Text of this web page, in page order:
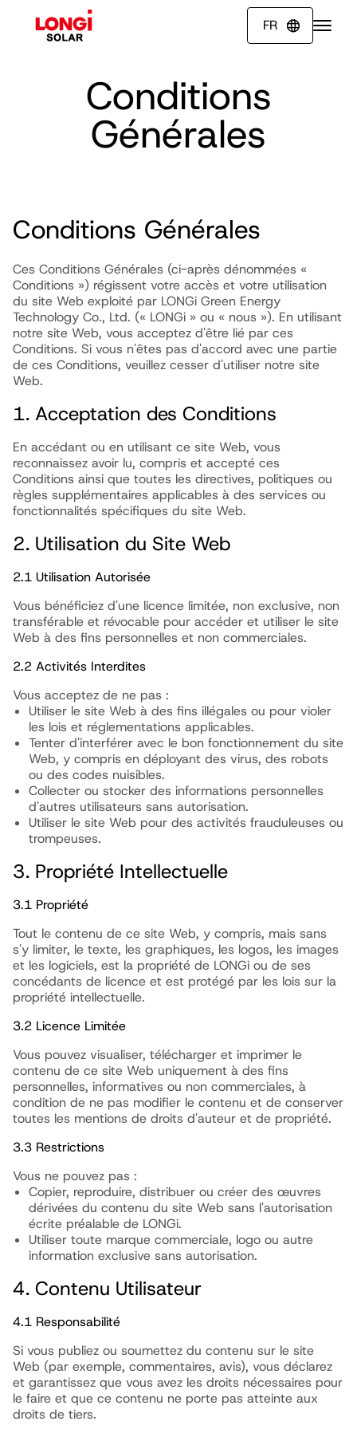
FR 
Conditions
Générales
Conditions Générales
Ces Conditions Générales (ci-après dénommées «
Conditions ») régissent votre accès et votre utilisation
du site Web exploité par LONGi Green Energy
Technology Co., Ltd. (« LONGi » ou « nous »). En utilisant
notre site Web, vous acceptez d'être lié par ces
Conditions. Si vous n'êtes pas d'accord avec une partie
de ces Conditions, veuillez cesser d'utiliser notre site
Web.
1. Acceptation des Conditions
En accédant ou en utilisant ce site Web, vous
reconnaissez avoir lu, compris et accepté ces
Conditions ainsi que toutes les directives, politiques ou
règles supplémentaires applicables à des services ou
fonctionnalités spécifiques du site Web.
2. Utilisation du Site Web
2.1 Utilisation Autorisée
Vous bénéficiez d'une licence limitée, non exclusive, non
transférable et révocable pour accéder et utiliser le site
Web à des fins personnelles et non commerciales.
2.2 Activités Interdites
Vous acceptez de ne pas :
Utiliser le site Web à des fins illégales ou pour violer
les lois et réglementations applicables.
Tenter d'interférer avec le bon fonctionnement du site
Web, y compris en déployant des virus, des robots
ou des codes nuisibles.
Collecter ou stocker des informations personnelles
d'autres utilisateurs sans autorisation.
Utiliser le site Web pour des activités frauduleuses ou
trompeuses.
3. Propriété Intellectuelle
3.1 Propriété
Tout le contenu de ce site Web, y compris, mais sans
s'y limiter, le texte, les graphiques, les logos, les images
et les logiciels, est la propriété de LONGi ou de ses
concédants de licence et est protégé par les lois sur la
propriété intellectuelle.
3.2 Licence Limitée
Vous pouvez visualiser, télécharger et imprimer le
contenu de ce site Web uniquement à des fins
personnelles, informatives ou non commerciales, à
condition de ne pas modifier le contenu et de conserver
toutes les mentions de droits d'auteur et de propriété.
3.3 Restrictions
Vous ne pouvez pas :
Copier, reproduire, distribuer ou créer des œuvres
dérivées du contenu du site Web sans l'autorisation
écrite préalable de LONGi.
Utiliser toute marque commerciale, logo ou autre
information exclusive sans autorisation.
4. Contenu Utilisateur
4.1 Responsabilité
Si vous publiez ou soumettez du contenu sur le site
Web (par exemple, commentaires, avis), vous déclarez
et garantissez que vous avez les droits nécessaires pour
le faire et que ce contenu ne porte pas atteinte aux
droits de tiers.